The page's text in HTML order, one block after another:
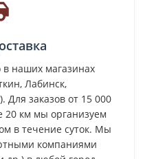
в наших магазинах
Лабинск,
Для заказов от 15 000
20 км мы организуем
в течение суток. Мы
компаниями